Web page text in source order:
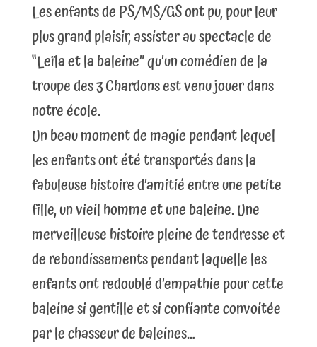
Les enfants de PS/MS/GS ont pu, pour leur
plus grand plaisir, assister au spectacle de
“Leïla et la baleine” qu’un comédien de la
troupe des 3 Chardons est venu jouer dans
notre école.
Un beau moment de magie pendant lequel
les enfants ont été transportés dans la
fabuleuse histoire d’amitié entre une petite
fille, un vieil homme et une baleine. Une
merveilleuse histoire pleine de tendresse et
de rebondissements pendant laquelle les
enfants ont redoublé d’empathie pour cette
baleine si gentille et si confiante convoitée
par le chasseur de baleines…